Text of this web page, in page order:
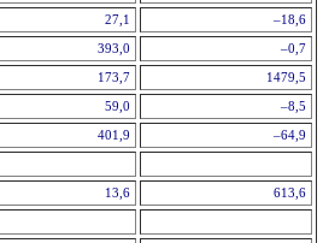
27,1 –18,6
393,0 –0,7
173,7 1479,5
59,0 –8,5
401,9 –64,9
13,6 613,6